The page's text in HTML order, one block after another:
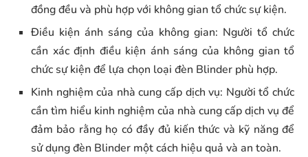
đồng đều và phù hợp với không gian tổ chức sự kiện.
Điều kiện ánh sáng của không gian: Người tổ chức
cần xác định điều kiện ánh sáng của không gian tổ
chức sự kiện để lựa chọn loại đèn Blinder phù hợp.
Kinh nghiệm của nhà cung cấp dịch vụ: Người tổ chức
cần tìm hiểu kinh nghiệm của nhà cung cấp dịch vụ để
đảm bảo rằng họ có đầy đủ kiến thức và kỹ năng để
sử dụng đèn Blinder một cách hiệu quả và an toàn.